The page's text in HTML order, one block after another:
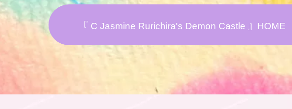
おすすめ商品＆レビュー
★スペシャルアロマハーブ４択クイズ
FAQ
『 C Jasmine Rurichira's Demon Castle 』HOME